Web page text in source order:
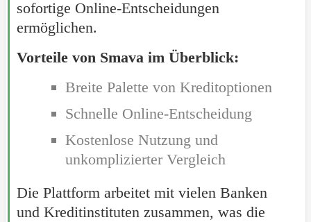
sofortige Online-Entscheidungen
ermöglichen.
Vorteile von Smava im Überblick:
Breite Palette von Kreditoptionen
Schnelle Online-Entscheidung
Kostenlose Nutzung und
unkomplizierter Vergleich
Die Plattform arbeitet mit vielen Banken
und Kreditinstituten zusammen, was die